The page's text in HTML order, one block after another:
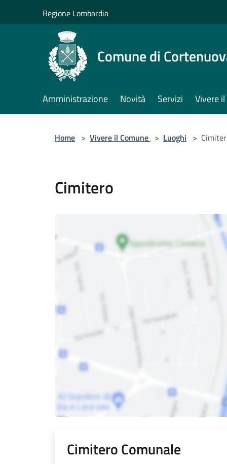
Regione Lombardia
Comune di
Amministrazione Novità Servizi Vivere
Home > Vivere il Comune > Luoghi >
Cimitero
Cimitero Comunale